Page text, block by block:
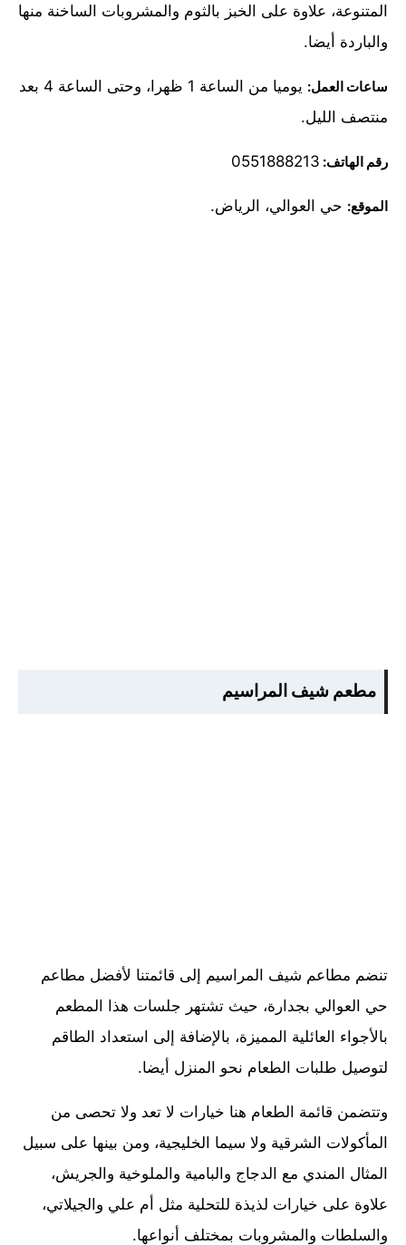
المتنوعة، علاوة على الخبز بالثوم والمشروبات الساخنة منها
والباردة أيضا.
ساعات العمل:
يوميا من الساعة 1 ظهرا، وحتى الساعة 4 بعد
منتصف الليل.
رقم الهاتف: 0551888213
الموقع: حي العوالي، الرياض.
مطعم شيف المراسيم
تنضم مطاعم شيف المراسيم إلى قائمتنا لأفضل مطاعم
حي العوالي بجدارة، حيث تشتهر جلسات هذا المطعم
بالأجواء العائلية المميزة، بالإضافة إلى استعداد الطاقم
لتوصيل طلبات الطعام نحو المنزل أيضا.
وتتضمن قائمة الطعام هنا خيارات لا تعد ولا تحصى من
المأكولات الشرقية ولا سيما الخليجية، ومن بينها على سبيل
المثال المندي مع الدجاج والبامية والملوخية والجريش،
علاوة على خيارات لذيذة للتحلية مثل أم علي والجيلاتي،
والسلطات والمشروبات بمختلف أنواعها.